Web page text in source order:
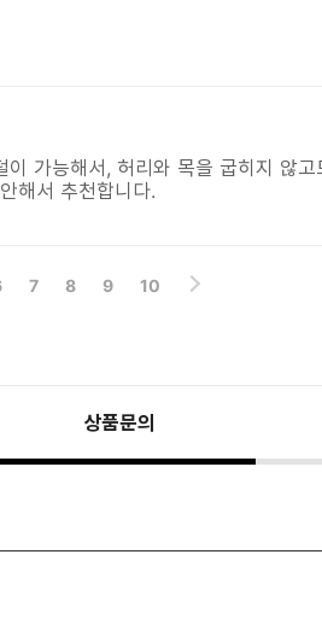
가능해서, 허리와 목을 굽히지 않고
해서 추천합니다.
7 8 9 10
상품문의